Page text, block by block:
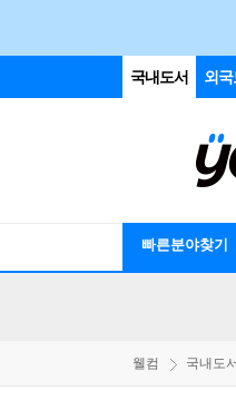
국내도서 외국
빠른분야찾기
웰컴 국내도서